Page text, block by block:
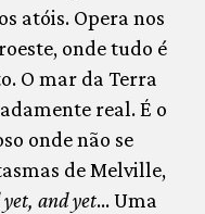
atóis. Opera nos
onde tudo é
O mar da Terra
real. É o
onde não se
de Melville,
and yet… Uma